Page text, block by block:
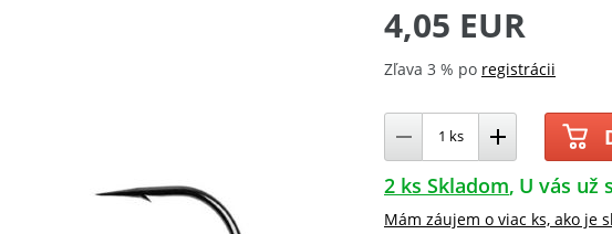
4,05 EUR
Zľava 3 % po registrácii
2 ks Skladom U vás už
Mám záujem o viac ks, ako je